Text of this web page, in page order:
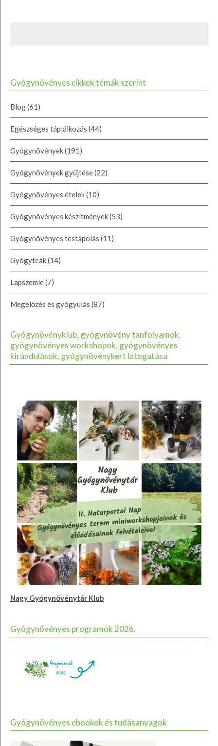
Gyógynövényes cikkek témák szerint
Blog(61)
Egészséges táplálkozás (44)
Gyógynövények(191)
Gyógynövények gyűjtése(22)
Gyógynövényes ételek(10)
Gyógynövényes készítmények(53)
Gyógynövényes testápolás (11)
Gyógyteák(14)
Lapszemle(7)
Megelőzés és gyógyulás (87)
Gyógynövényklub, gyógynövény tanfolyamok,
gyógynövényes workshopok, gyógynövényes
kirándulások, gyógynövénykert látogatása
Nagy Gyógynövénytár Klub
Gyógynövényes programok 2026.
Gyógynövényes ebookok és tudásanyagok